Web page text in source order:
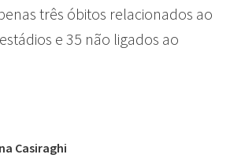
três óbitos relacionados ao
e 35 não ligados ao
Casiraghi